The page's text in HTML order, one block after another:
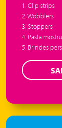
1. Clip strips
2. Wobblers
3. Stoppers
4. Pasta
5. Brindes